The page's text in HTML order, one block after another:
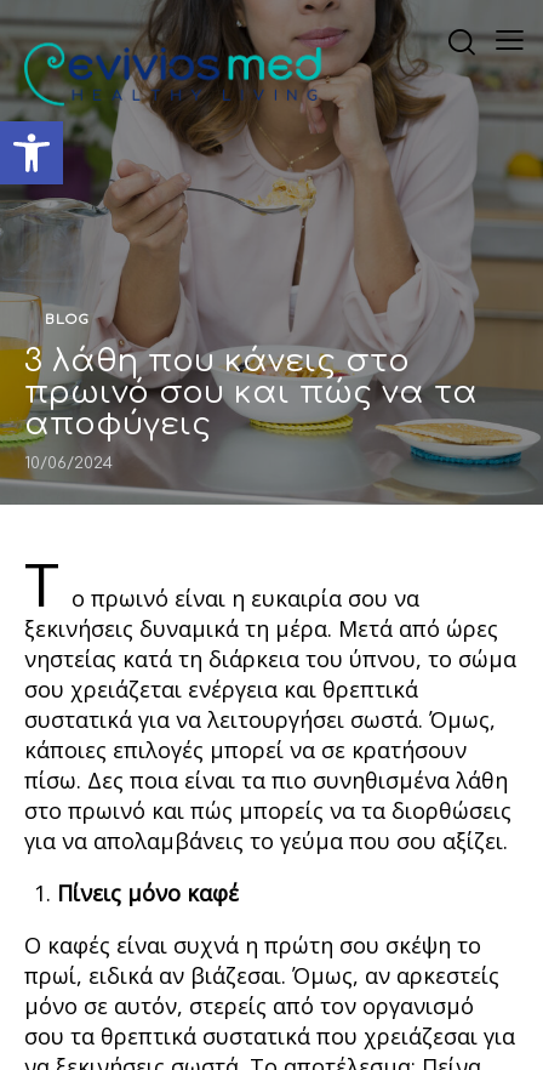
Ανοίξτε τη γραμμή
BLOG
3 λάθη που κάνεις στο
πρωινό σου και πώς να τα
αποφύγεις
10/06/2024
Τ ο πρωινό είναι η ευκαιρία σου να
ξεκινήσεις δυναμικά τη μέρα. Μετά από ώρες
νηστείας κατά τη διάρκεια του ύπνου, το σώμα
σου χρειάζεται ενέργεια και θρεπτικά
συστατικά για να λειτουργήσει σωστά. Όμως,
κάποιες επιλογές μπορεί να σε κρατήσουν
πίσω. Δες ποια είναι τα πιο συνηθισμένα λάθη
στο πρωινό και πώς μπορείς να τα διορθώσεις
για να απολαμβάνεις το γεύμα που σου αξίζει.
Πίνεις μόνο καφέ
Ο καφές είναι συχνά η πρώτη σου σκέψη το
πρωί, ειδικά αν βιάζεσαι. Όμως, αν αρκεστείς
μόνο σε αυτόν, στερείς από τον οργανισμό
σου τα θρεπτικά συστατικά που χρειάζεσαι για